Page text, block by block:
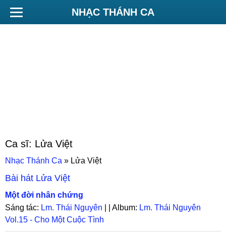
NHẠC THÁNH CA
Ca sĩ: Lửa Việt
Nhạc Thánh Ca » Lửa Việt
Bài hát Lửa Việt
Một đời nhân chứng
Sáng tác: Lm. Thái Nguyên | | Album: Lm. Thái Nguyên
Vol.15 - Cho Một Cuộc Tình